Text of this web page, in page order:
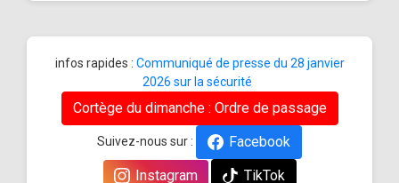
infos rapides : Communiqué de presse du 28 janvier
2026 sur la sécurité
Cortège du dimanche : Ordre de passage
Suivez-nous sur :
Facebook
Instagram
TikTok